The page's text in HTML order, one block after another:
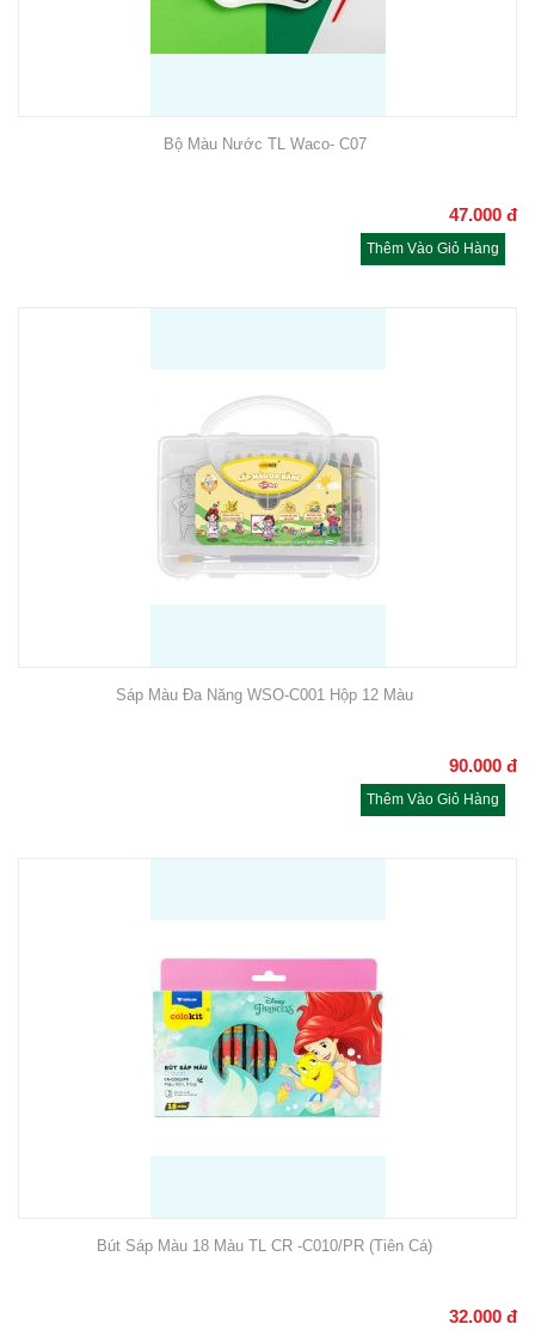
Bộ Màu Nước TL Waco- C07
47.000 đ
Thêm Vào Giỏ Hàng
Sáp Màu Đa Năng WSO-C001 Hộp 12 Màu
90.000 đ
Thêm Vào Giỏ Hàng
Bút Sáp Màu 18 Màu TL CR -C010/PR (Tiên Cá)
32.000 đ